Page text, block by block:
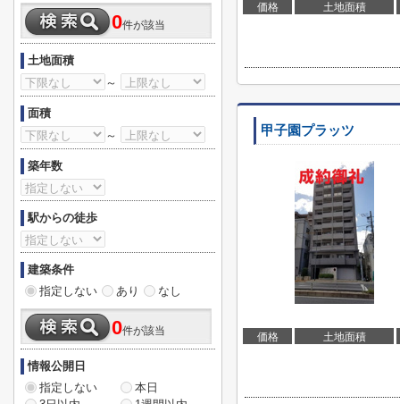
価格 土地面積
甲子園プラッツ
価格 土地面積
0件が該当
土地面積
～
面積
～
築年数
駅からの徒歩
建築条件
指定しない
あり なし
0件が該当
情報公開日
指定しない
本日